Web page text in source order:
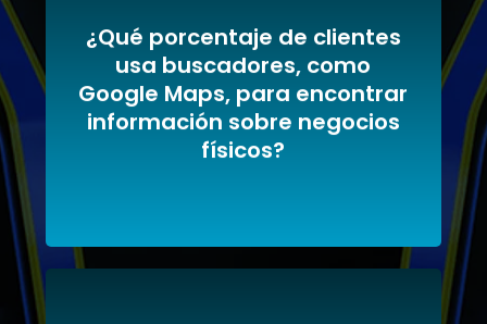
¿Qué porcentaje de clientes
usa buscadores, como
Google Maps, para encontrar
información sobre negocios
físicos?
C - 86%